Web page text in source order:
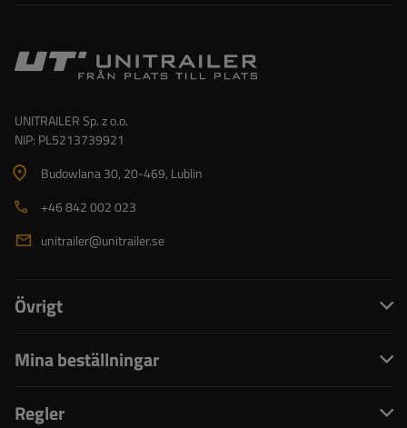
UNITRAILER Sp. z o.o.
NIP: PL5213739921
Budowlana 30, 20-469, Lublin
+46 842 002 023
unitrailer@unitrailer.se
Övrigt
Mina beställningar
Regler